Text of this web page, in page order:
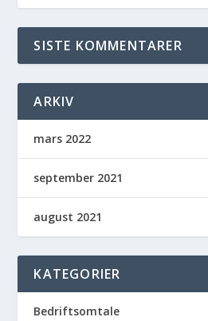
SISTE KOMMENTARER
ARKIV
mars 2022
september 2021
august 2021
KATEGORIER
Bedriftsomtale